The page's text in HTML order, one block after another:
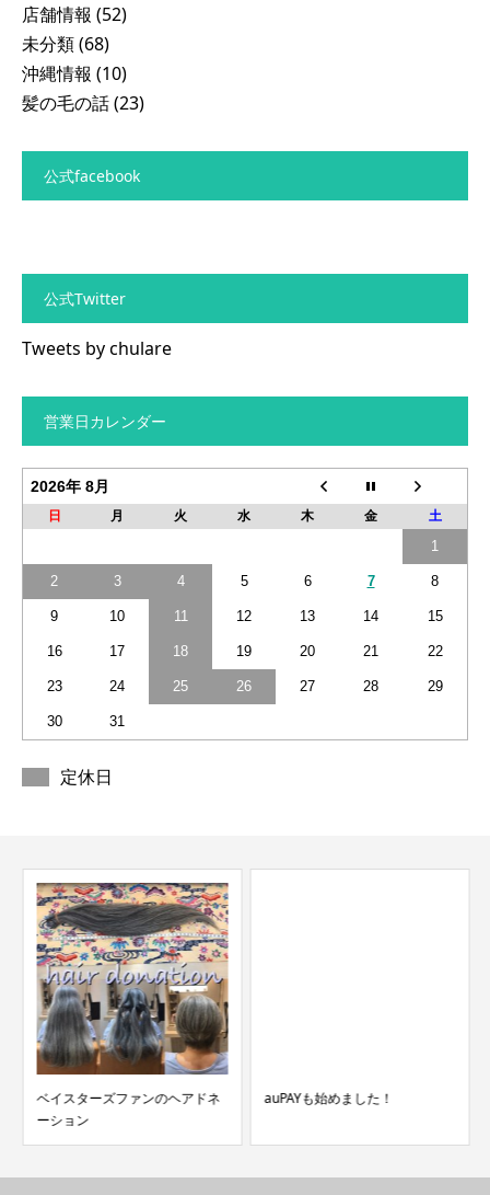
店舗情報 (52)
未分類(68)
沖縄情報 (10)
髪の毛の話(23)
公式facebook
公式Twitter
Tweets by chulare
営業日カレンダー
2026年 8月
日 月 火 水 木 金 土
1
2 3 4 5 6 7 8
9 10 11 12 13 14 15
16 17 18 19 20 21 22
23 24 25 26 27 28 29
30 31
定休日
ベイスターズファンのヘアドネ
ーション
auPAYも始めました！